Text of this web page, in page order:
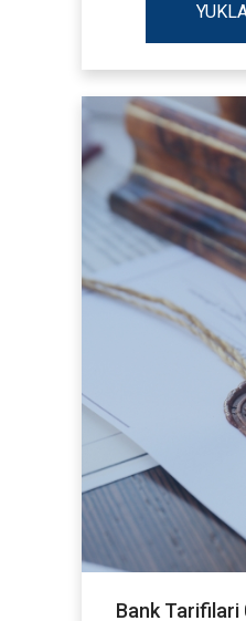
Bank Tarifilari